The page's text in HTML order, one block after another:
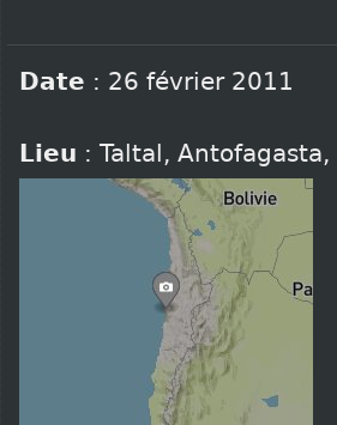
Date : 26 février 2011
Lieu : Taltal, Antofagasta,